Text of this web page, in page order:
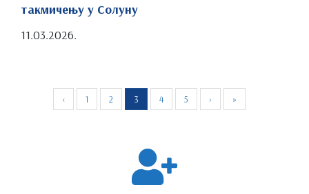
такмичењу у Солуну
11.03.2026.
‹ 1 2 3 4 5 › »